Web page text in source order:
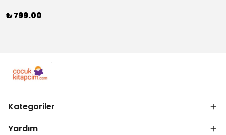
₺ 799.00
Kategoriler
Yardım